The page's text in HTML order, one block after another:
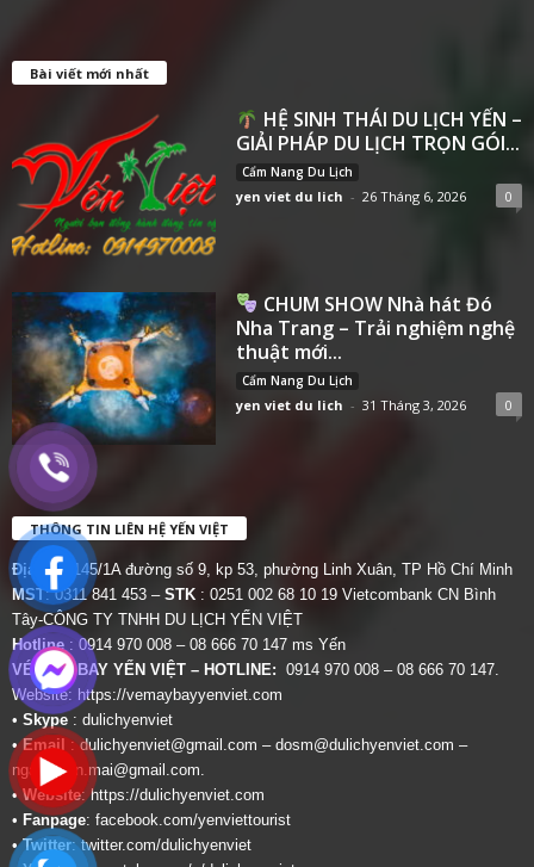
Bài viết mới nhất
HỆ SINH THÁI DU LỊCH YẾN –
GIẢI PHÁP DU LỊCH TRỌN GÓI...
Cẩm Nang Du Lịch
yen viet du lich - 26 Tháng 6, 2026 0
CHUM SHOW Nhà hát Đó
Nha Trang – Trải nghiệm nghệ
thuật mới...
Cẩm Nang Du Lịch
yen viet du lich - 31 Tháng 3, 2026 0
THÔNG TIN LIÊN HỆ YẾN VIỆT
Địa chỉ:
145/1A đường số 9, kp 53, phường Linh Xuân, TP Hồ Chí Minh
MST: 0311 841 453 – STK : 0251 002 68 10 19 Vietcombank CN Bình
Tây-CÔNG TY TNHH DU LỊCH YẾN VIỆT
Hotline : 0914 970 008 – 08 666 70 147 ms Yến
VÉ MÁY BAY YẾN VIỆT – HOTLINE: 0914 970 008 – 08 666 70 147.
Website: https://vemaybayyenviet.com
• Skype : dulichyenviet
•Email :dulichyenviet@gmail.com – dosm@dulichyenviet.com –
ngan.phan.mai@gmail.com
•Website:https://dulichyenviet.com
• Fanpage: facebook.com/yenviettourist
•Twitter:twitter.com/dulichyenviet